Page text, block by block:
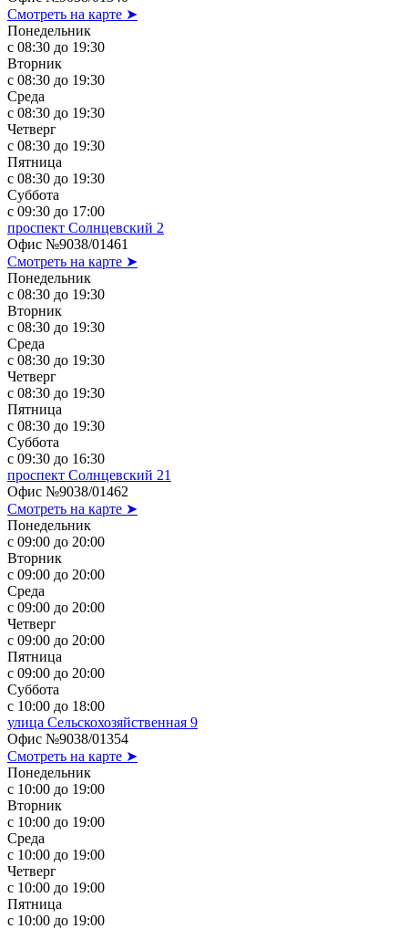
Смотреть на карте ➤
Понедельник
с 08:30 до 19:30
Вторник
с 08:30 до 19:30
Среда
с 08:30 до 19:30
Четверг
с 08:30 до 19:30
Пятница
с 08:30 до 19:30
Суббота
с 09:30 до 17:00
проспект Солнцевский 2
Офис №9038/01461
Смотреть на карте ➤
Понедельник
с 08:30 до 19:30
Вторник
с 08:30 до 19:30
Среда
с 08:30 до 19:30
Четверг
с 08:30 до 19:30
Пятница
с 08:30 до 19:30
Суббота
с 09:30 до 16:30
проспект Солнцевский 21
Офис №9038/01462
Смотреть на карте ➤
Понедельник
с 09:00 до 20:00
Вторник
с 09:00 до 20:00
Среда
с 09:00 до 20:00
Четверг
с 09:00 до 20:00
Пятница
с 09:00 до 20:00
Суббота
с 10:00 до 18:00
улица Сельскохозяйственная 9
Офис №9038/01354
Смотреть на карте ➤
Понедельник
с 10:00 до 19:00
Вторник
с 10:00 до 19:00
Среда
с 10:00 до 19:00
Четверг
с 10:00 до 19:00
Пятница
с 10:00 до 19:00